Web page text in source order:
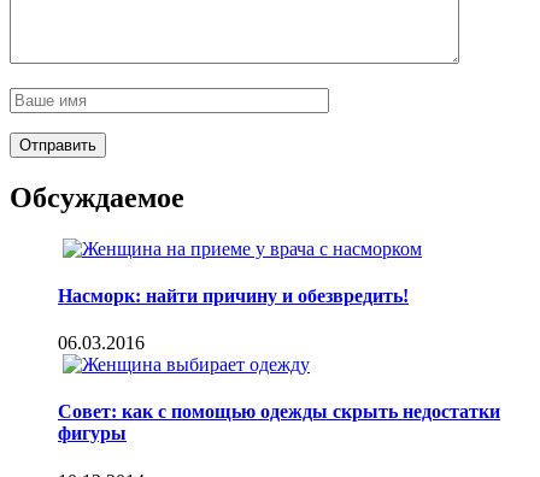
Обсуждаемое
Насморк: найти причину и обезвредить!
06.03.2016
Совет: как с помощью одежды скрыть недостатки
фигуры